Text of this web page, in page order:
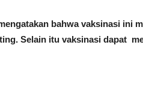
bahwa vaksinasi ini
Selain itu vaksinasi dapat